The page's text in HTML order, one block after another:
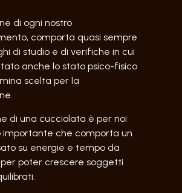
di ogni nostro
comporta quasi sempre
di studio e di verifiche in cui
anche lo stato psico-fisico
scelta per la
di una cucciolata è per noi
importante che comporta un
su energie e tempo da
poter crescere soggetti